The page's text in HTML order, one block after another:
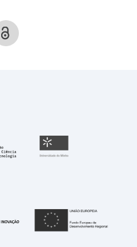
Fundação para a
República Portuguesa